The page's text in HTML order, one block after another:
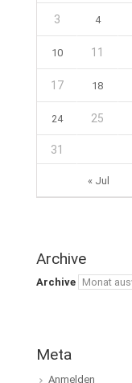
« Jul
3 4
10 11
17 18
24 25
31
Archive
Archive
Meta
Anmelden